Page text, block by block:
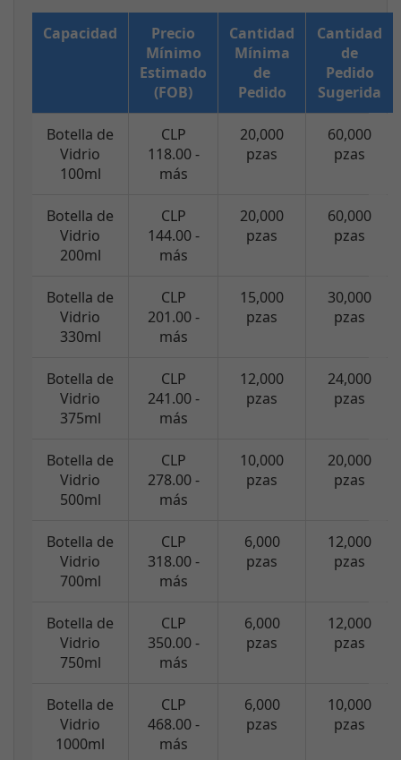
Capacidad
Precio
Mínimo
Estimado
(FOB)
Cantidad
Mínima
de
Pedido
Cantidad
de
Pedido
Sugerida
Botella de
Vidrio
100ml
CLP
118.00 -
más
20,000
pzas
60,000
pzas
Botella de
Vidrio
200ml
CLP
144.00 -
más
20,000
pzas
60,000
pzas
Botella de
Vidrio
330ml
CLP
201.00 -
más
15,000
pzas
30,000
pzas
Botella de
Vidrio
375ml
CLP
241.00 -
más
12,000
pzas
24,000
pzas
Botella de
Vidrio
500ml
CLP
278.00 -
más
10,000
pzas
20,000
pzas
Botella de
Vidrio
700ml
CLP
318.00 -
más
6,000
pzas
12,000
pzas
Botella de
Vidrio
750ml
CLP
350.00 -
más
6,000
pzas
12,000
pzas
Botella de
Vidrio
1000ml
CLP
468.00 -
más
6,000
pzas
10,000
pzas